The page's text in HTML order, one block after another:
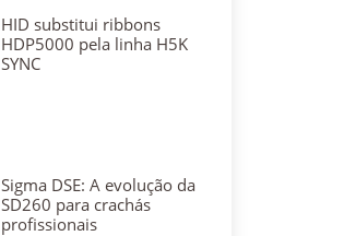
HID substitui ribbons
HDP5000 pela linha H5K
SYNC
Sigma DSE: A evolução da
SD260 para crachás
profissionais